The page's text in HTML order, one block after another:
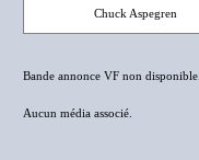
Chuck Aspegren
Bande annonce VF non disponible.
Aucun média associé.